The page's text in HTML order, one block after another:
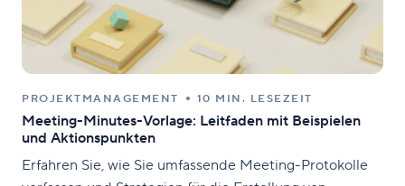
PROJEKTMANAGEMENT 10 MIN. LESEZEIT
Meeting-Minutes-Vorlage: Leitfaden mit Beispielen
und Aktionspunkten
Erfahren Sie, wie Sie umfassende Meeting-Protokolle